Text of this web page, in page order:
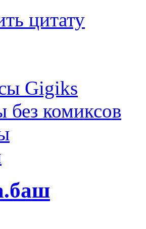
цитату
Gigiks
без комиксов